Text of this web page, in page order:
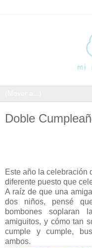
Doble
Este año la celebración
diferente puesto que
A raíz de que una
dos niños, pensé
bombones
amiguitos, y cómo tan
cumple y cumple,
ambos.